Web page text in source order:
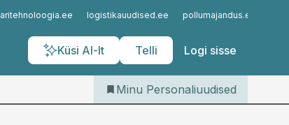
aritehnoloogia.ee logistikauudised.ee pollumajandus.ee
Küsi AI-lt Telli Logi sisse
Iseteenindus
Telli Personaliuudised
Minu Personaliuudised